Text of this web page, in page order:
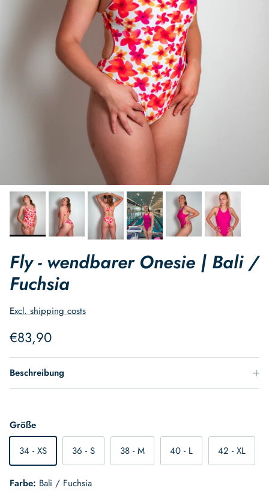
Fly - wendbarer Onesie | Bali /
Fuchsia
Excl. shipping costs
Normaler Preis
€83,90
Beschreibung
Größe
34 - XS
36 - S 38 - M 40 - L 42 - XL
Farbe: Bali / Fuchsia